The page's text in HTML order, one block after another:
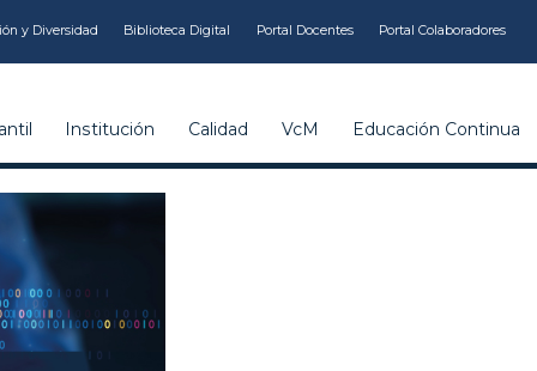
y Diversidad Biblioteca Digital Portal Docentes Portal Colaboradores
Institución Calidad VcM Educación Continua